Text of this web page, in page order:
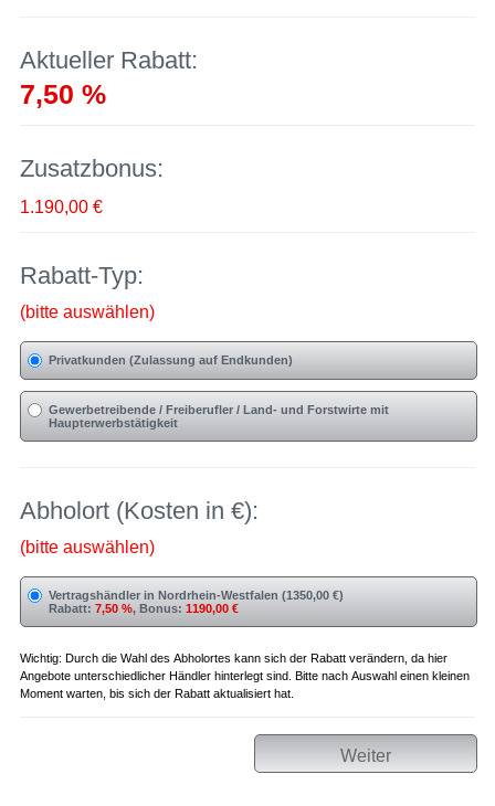
Aktueller Rabatt:
7,50 %
Zusatzbonus:
1.190,00 €
Rabatt-Typ:
(bitte auswählen)
Privatkunden (Zulassung auf Endkunden)
Gewerbetreibende / Freiberufler / Land- und Forstwirte mit
Haupterwerbstätigkeit
Abholort (Kosten in €):
(bitte auswählen)
Vertragshändler in Nordrhein-Westfalen (1350,00 €)
Rabatt: 7,50 %, Bonus: 1190,00 €
Wichtig: Durch die Wahl des Abholortes kann sich der Rabatt verändern, da hier
Angebote unterschiedlicher Händler hinterlegt sind. Bitte nach Auswahl einen kleinen
Moment warten, bis sich der Rabatt aktualisiert hat.
Weiter